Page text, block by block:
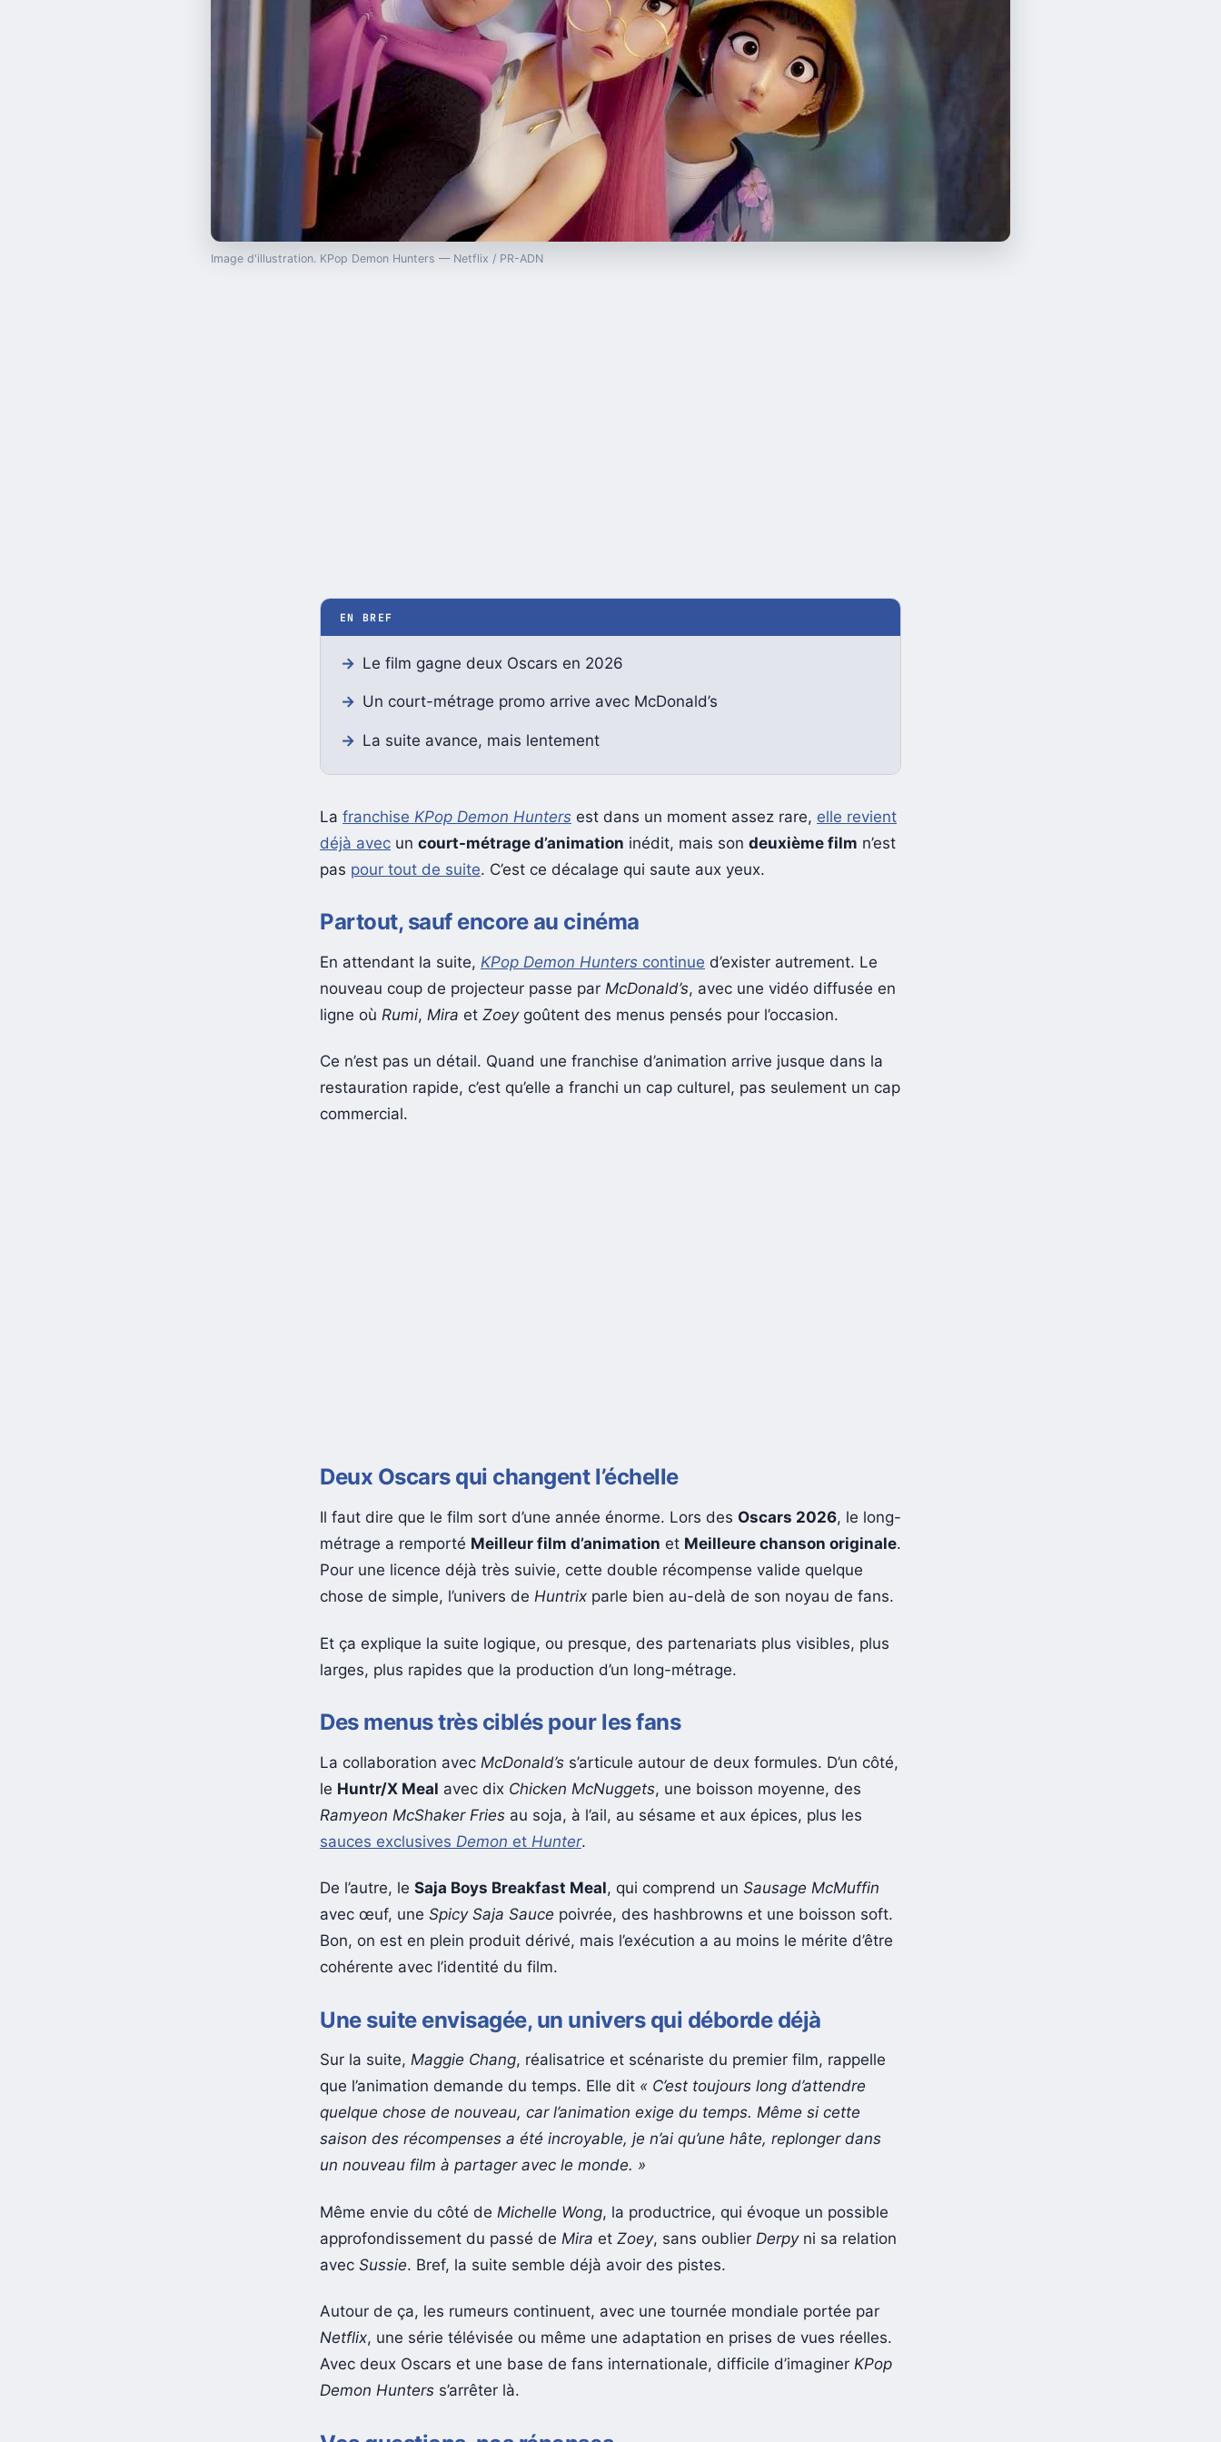
Image d'illustration. KPop Demon Hunters — Netflix / PR-ADN
EN BREF
Le film gagne deux Oscars en 2026
Un court-métrage promo arrive avec McDonald’s
La suite avance, mais lentement
La franchise KPop Demon Hunters est dans un moment assez rare, elle revient
déjà avec un court-métrage d’animation inédit, mais son deuxième film n’est
pas pour tout de suite. C’est ce décalage qui saute aux yeux.
Partout, sauf encore au cinéma
En attendant la suite, KPop Demon Hunters continue d’exister autrement. Le
nouveau coup de projecteur passe par McDonald’s, avec une vidéo diffusée en
ligne où Rumi, Mira et Zoeygoûtent des menus pensés pour l’occasion.
Ce n’est pas un détail. Quand une franchise d’animation arrive jusque dans la
restauration rapide, c’est qu’elle a franchi un cap culturel, pas seulement un cap
commercial.
Deux Oscars qui changent l’échelle
Il faut dire que le film sort d’une année énorme. Lors des Oscars 2026, le long-
métrage a remporté Meilleur film d’animation et Meilleure chanson originale.
Pour une licence déjà très suivie, cette double récompense valide quelque
chose de simple, l’univers de Huntrix parle bien au-delà de son noyau de fans.
Et ça explique la suite logique, ou presque, des partenariats plus visibles, plus
larges, plus rapides que la production d’un long-métrage.
Des menus très ciblés pour les fans
La collaboration avec McDonald’s s’articule autour de deux formules. D’un côté,
le Huntr/X Meal avec dix Chicken McNuggets, une boisson moyenne, des
Ramyeon McShaker Fries au soja, à l’ail, au sésame et aux épices, plus les
sauces exclusives Demon et Hunter.
De l’autre, le Saja Boys Breakfast Meal, qui comprend un Sausage McMuffin
avec œuf, une Spicy Saja Sauce poivrée, des hashbrowns et une boisson soft.
Bon, on est en plein produit dérivé, mais l’exécution a au moins le mérite d’être
cohérente avec l’identité du film.
Une suite envisagée, un univers qui déborde déjà
Sur la suite, Maggie Chang, réalisatrice et scénariste du premier film, rappelle
que l’animation demande du temps. Elle dit « C’est toujours long d’attendre
quelque chose de nouveau, car l’animation exige du temps. Même si cette
saison des récompenses a été incroyable, je n’ai qu’une hâte, replonger dans
un nouveau film à partager avec le monde. »
Même envie du côté de Michelle Wong, la productrice, qui évoque un possible
approfondissement du passé de Mira et Zoey, sans oublier Derpyni sa relation
avec Sussie. Bref, la suite semble déjà avoir des pistes.
Autour de ça, les rumeurs continuent, avec une tournée mondiale portée par
Netflix, une série télévisée ou même une adaptation en prises de vues réelles.
Avec deux Oscars et une base de fans internationale, difficile d’imaginer KPop
Demon Hunters s’arrêter là.